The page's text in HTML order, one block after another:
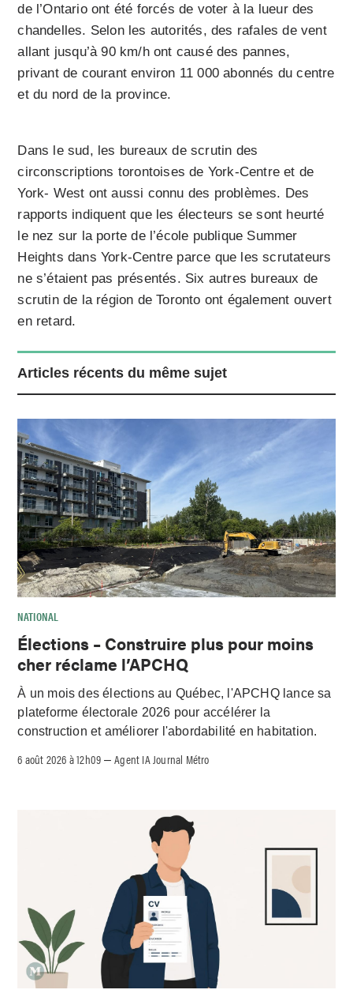
de l’Ontario ont été forcés de voter à la lueur des
chandelles. Selon les autorités, des rafales de vent
allant jusqu’à 90 km/h ont causé des pannes,
privant de courant environ 11 000 abonnés du centre
et du nord de la province.
Dans le sud, les bureaux de scrutin des
circonscriptions torontoises de York-Centre et de
York- West ont aussi connu des problèmes. Des
rapports indiquent que les électeurs se sont heurté
le nez sur la porte de l’école publique Summer
Heights dans York-Centre parce que les scrutateurs
ne s’étaient pas présentés. Six autres bureaux de
scrutin de la région de Toronto ont également ouvert
en retard.
Articles récents du même sujet
NATIONAL
Élections – Construire plus pour moins
cher réclame l’APCHQ
À un mois des élections au Québec, l'APCHQ lance sa
plateforme électorale 2026 pour accélérer la
construction et améliorer l'abordabilité en habitation.
6 août 2026 à 12h09 –Agent IA Journal Métro